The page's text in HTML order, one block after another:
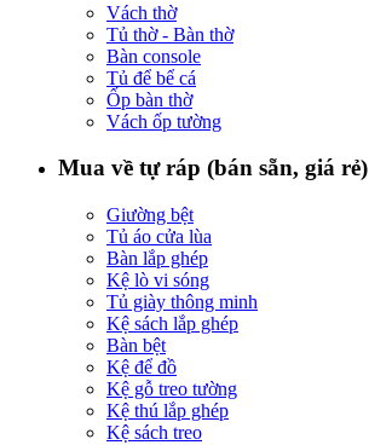
Vách thờ
Tủ thờ - Bàn thờ
Bàn console
Tủ để bể cá
Ốp bàn thờ
Vách ốp tường
Mua về tự ráp (bán sẵn, giá rẻ)
Giường bệt
Tủ áo cửa lùa
Bàn lắp ghép
Kệ lò vi sóng
Tủ giày thông minh
Kệ sách lắp ghép
Bàn bệt
Kệ để đồ
Kệ gỗ treo tường
Kệ thú lắp ghép
Kệ sách treo